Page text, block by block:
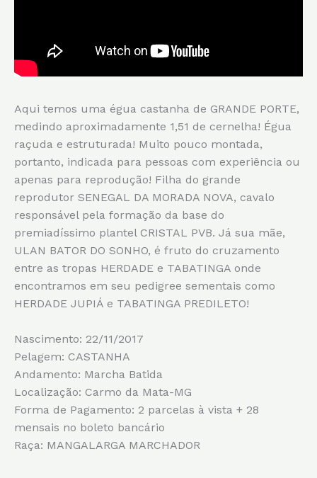
Aqui temos uma égua castanha de GRANDE PORTE,
medindo aproximadamente 1,51 de cernelha! Égua
raçuda e estruturada! Muito pouco montada,
portanto, indicada para pessoas com experiência ou
apenas para reprodução! Filha do grande
reprodutor SENEGAL DA MORADA NOVA, cavalo
responsável pela formação da base do
premiadíssimo plantel CRISTAL PVB. Já sua mãe,
ULAN BATOR DO SONHO, é fruto do cruzamento
entre as tropas HERDADE e TABATINGA onde
encontramos em seu pedigree sementais como
HERDADE JUPIÁ e TABATINGA PREDILETO!
Nascimento: 22/11/2017
Pelagem: CASTANHA
Andamento: Marcha Batida
Localização: Carmo da Mata-MG
Forma de Pagamento: 2 parcelas à vista + 28
mensais no boleto bancário
Raça: MANGALARGA MARCHADOR